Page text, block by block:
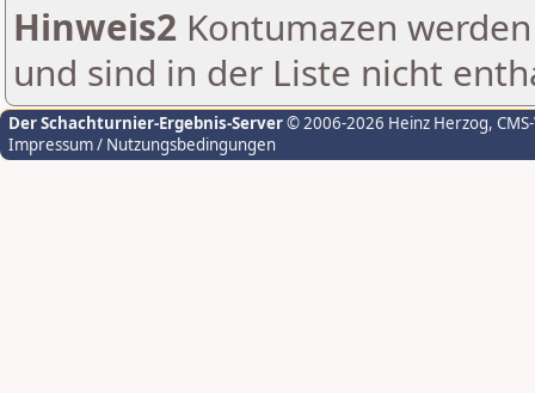
Hinweis2 Kontumazen
und sind in der Liste nicht
Der Schachturnier-Ergebnis-Server© 2006-2026 Heinz Herzog,
Impressum / Nutzungsbedingungen